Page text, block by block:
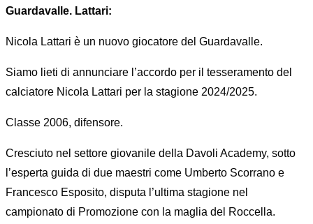
Guardavalle. Lattari:
Nicola Lattari è un nuovo giocatore del Guardavalle.
Siamo lieti di annunciare l’accordo per il tesseramento del
calciatore Nicola Lattari per la stagione 2024/2025.
Classe 2006, difensore.
Cresciuto nel settore giovanile della Davoli Academy, sotto
l’esperta guida di due maestri come Umberto Scorrano e
Francesco Esposito, disputa l’ultima stagione nel
campionato di Promozione con la maglia del Roccella.